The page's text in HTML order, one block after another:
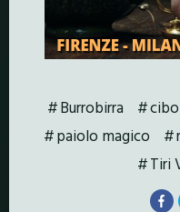
Burrobirra cibo
paiolo magico
Tiri